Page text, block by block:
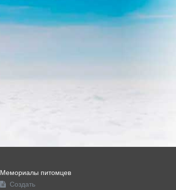
Мемориалы питомцев
Создать